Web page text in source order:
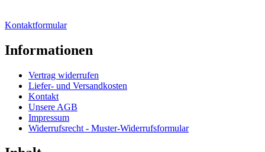
Kontaktformular
Informationen
Vertrag widerrufen
Liefer- und Versandkosten
Kontakt
Unsere AGB
Impressum
Widerrufsrecht - Muster-Widerrufsformular